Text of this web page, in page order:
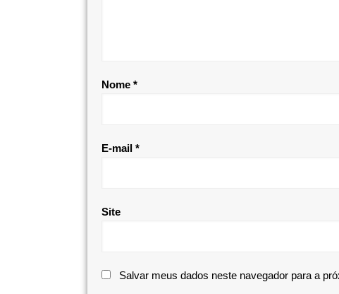
Nome *
E-mail *
Site
Salvar meus dados neste navegador para a